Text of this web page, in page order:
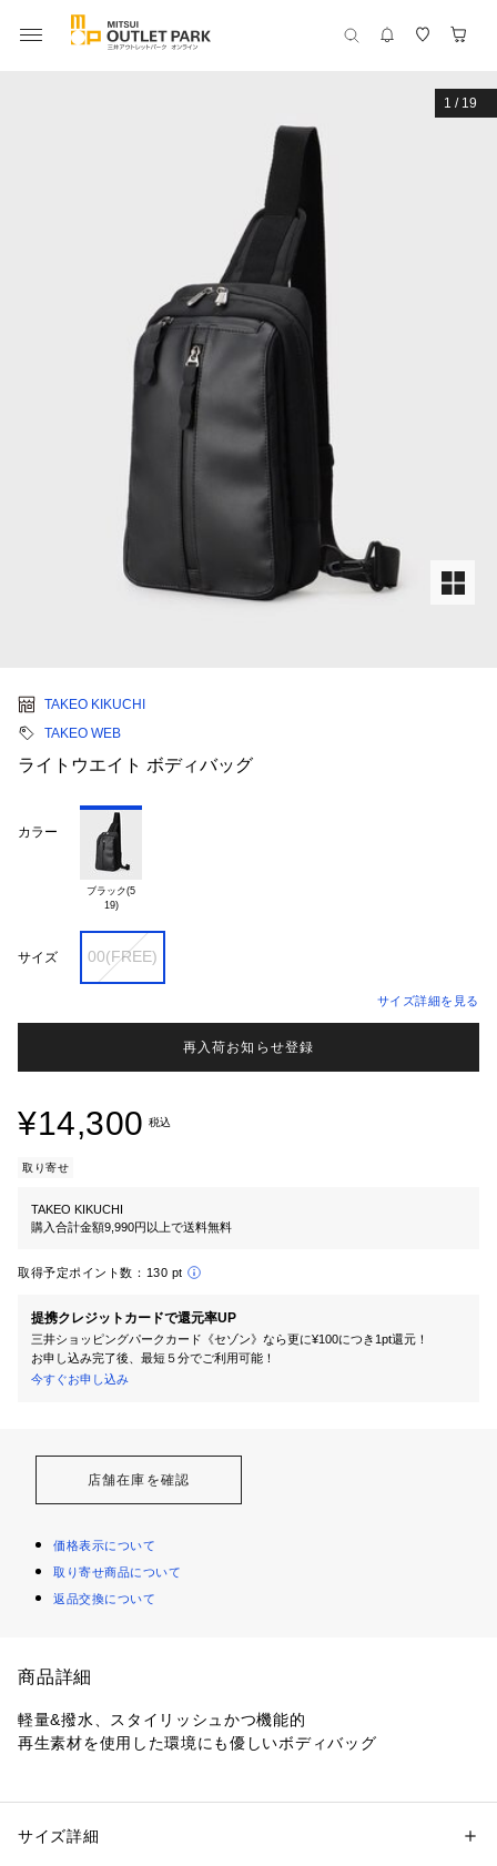
1 / 19
TAKEO KIKUCHI
TAKEO WEB
ライトウエイト ボディバッグ
カラー
ブラック(5
19)
サイズ 00(FREE)
サイズ詳細を見る
再入荷お知らせ登録
¥14,300 税込
取り寄せ
TAKEO KIKUCHI
購入合計金額9,990円以上で送料無料
取得予定ポイント数： 130 pt
提携クレジットカードで還元率UP
三井ショッピングパークカード《セゾン》なら更に¥100につき1pt還元！
お申し込み完了後、最短５分でご利用可能！
今すぐお申し込み
店舗在庫を確認
価格表示について
取り寄せ商品について
返品交換について
商品詳細
軽量&撥水、スタイリッシュかつ機能的
再生素材を使用した環境にも優しいボディバッグ
（R）を掛け合わせた生地を使用した、環境にも配慮した丁度
性別：メンズ
サイズ詳細